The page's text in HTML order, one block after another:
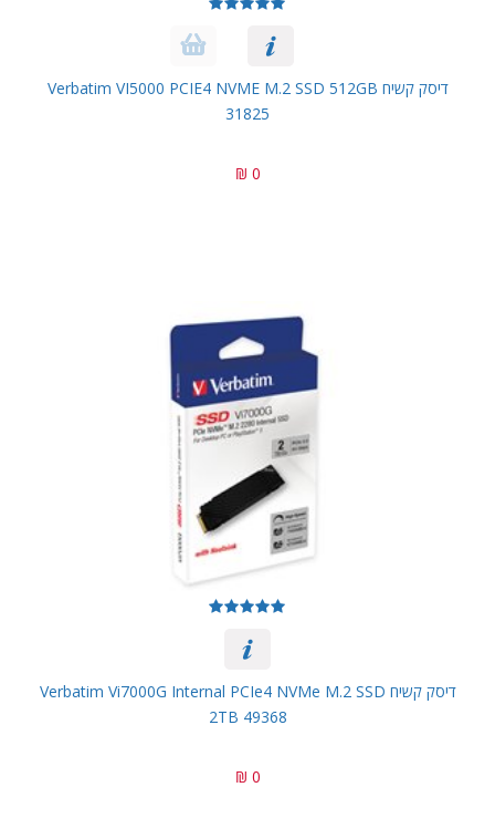
דיסק קשיח Verbatim VI5000 PCIE4 NVME M.2 SSD 512GB
31825
0 ₪
דיסק קשיח Verbatim Vi7000G Internal PCIe4 NVMe M.2 SSD
2TB 49368
0 ₪